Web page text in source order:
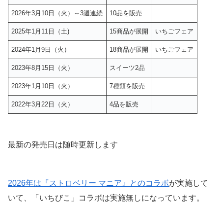
2026年3月10日（火）～3週連続 10品を販売
2025年1月11日（土) 15商品が展開 いちごフェア
2024年1月9日（火） 18商品が展開 いちごフェア
2023年8月15日（火） スイーツ2品
2023年1月10日（火） 7種類を販売
2022年3月22日（火） 4品を販売
最新の発売日は随時更新します
2026年は『ストロベリー マニア』とのコラボが実施して
いて、「いちびこ」コラボは実施無しになっています。